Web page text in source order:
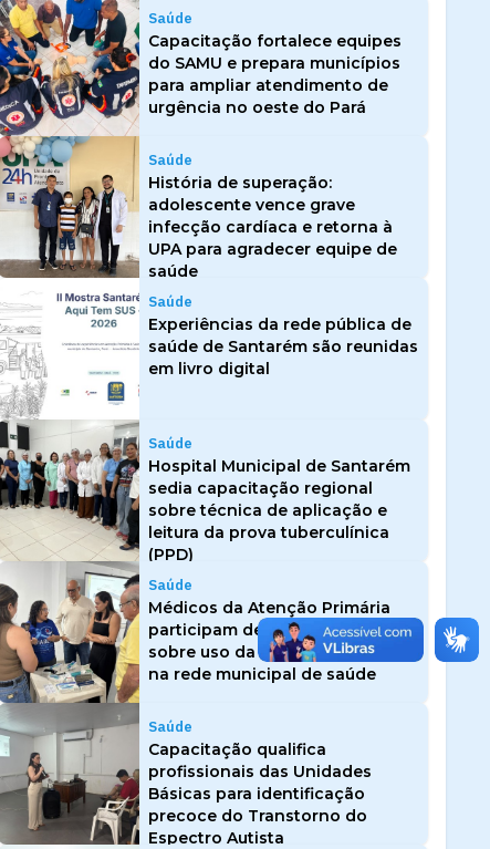
Saúde
Capacitação fortalece equipes
do SAMU e prepara municípios
para ampliar atendimento de
urgência no oeste do Pará
Saúde
História de superação:
adolescente vence grave
infecção cardíaca e retorna à
UPA para agradecer equipe de
saúde
Saúde
Experiências da rede pública de
saúde de Santarém são reunidas
em livro digital
Saúde
Hospital Municipal de Santarém
sedia capacitação regional
sobre técnica de aplicação e
leitura da prova tuberculínica
(PPD)
Saúde
Médicos da Atenção Primária
participam de capacitação
sobre uso da insulina glargina
na rede municipal de saúde
Saúde
Capacitação qualifica
profissionais das Unidades
Básicas para identificação
precoce do Transtorno do
Espectro Autista